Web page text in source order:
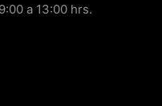
a 13:00 hrs.